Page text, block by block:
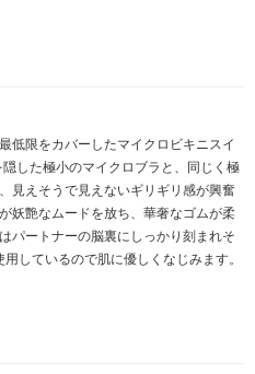
低限をカバーしたマイクロビキニスイ
した極小のマイクロブラと、同じく極
見えそうで見えないギリギリ感が興奮
妖艶なムードを放ち、華奢なゴムが柔
パートナーの脳裏にしっかり刻まれそ
しているので肌に優しくなじみます。